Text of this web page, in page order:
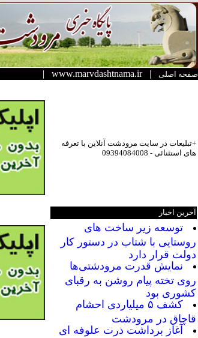
صفحه اصلی |
www.marvdashtnama.ir
|
+تبلیعات در سایت مرودشت آنلاین با تعرفه
های استثنائی - 09394084008
آخرین اخبار
توسعه زیر ساخت های
روستایی با شتاب در دستور کار
دولت قرار دارد
نمایش قدرت مرودشتی‌ها
روی تخته پیام روشن به رقبای
کشوری بود
کشف ۵ میلیاردی احشام
قاچاق در مرودشت
آغاز برداشت ذرت علوفه ای